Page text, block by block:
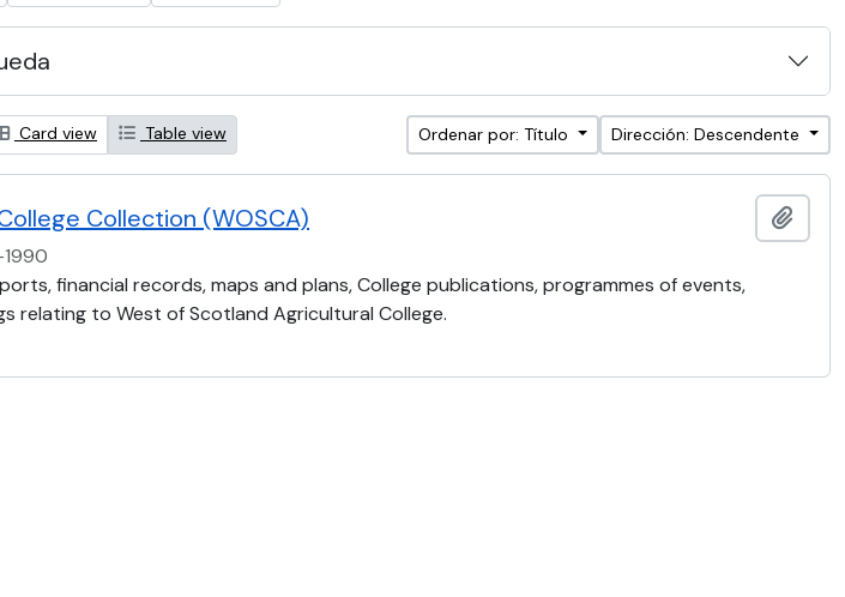
Card view Table view Ordenar por: Título Dirección: Descendente
Collection (WOSCA)
financial records, maps and plans, College publications, programmes of events,
relating to West of Scotland Agricultural College.